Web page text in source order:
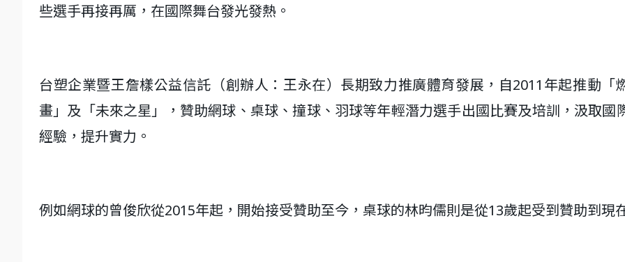
些選手再接再厲，在國際舞台發光發熱。
台塑企業暨王詹樣公益信託（創辦人：王永在）長期致力推廣體育發展，自2011年起推動「
畫」及「未來之星」，贊助網球、桌球、撞球、羽球等年輕潛力選手出國比賽及培訓，汲取國
經驗，提升實力。
例如網球的曾俊欣從2015年起，開始接受贊助至今，桌球的林昀儒則是從13歲起受到贊助到現